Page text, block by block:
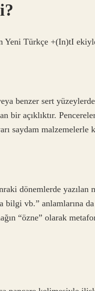
Yeni Türkçe +(In)tI
benzer sert
bir açıklıktır.
saydam malzemelerle
dönemlerde yazılan
bilgi vb.” anlamlarına
“özne” olarak